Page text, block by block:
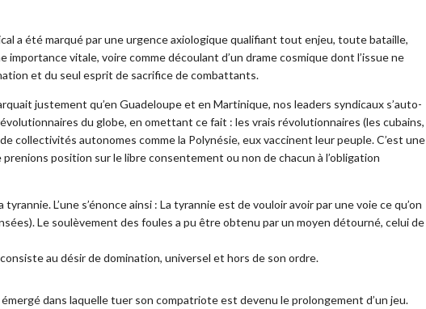
a été marqué par une urgence axiologique qualifiant tout enjeu, toute bataille,
importance vitale, voire comme découlant d’un drame cosmique dont l’issue ne
et du seul esprit de sacrifice de combattants.
justement qu’en Guadeloupe et en Martinique, nos leaders syndicaux s’auto-
du globe, en omettant ce fait : les vrais révolutionnaires (les cubains,
collectivités autonomes comme la Polynésie, eux vaccinent leur peuple. C’est une
position sur le libre consentement ou non de chacun à l’obligation
L’une s’énonce ainsi : La tyrannie est de vouloir avoir par une voie ce qu’on
Le soulèvement des foules a pu être obtenu par un moyen détourné, celui de
au désir de domination, universel et hors de son ordre.
dans laquelle tuer son compatriote est devenu le prolongement d’un jeu.